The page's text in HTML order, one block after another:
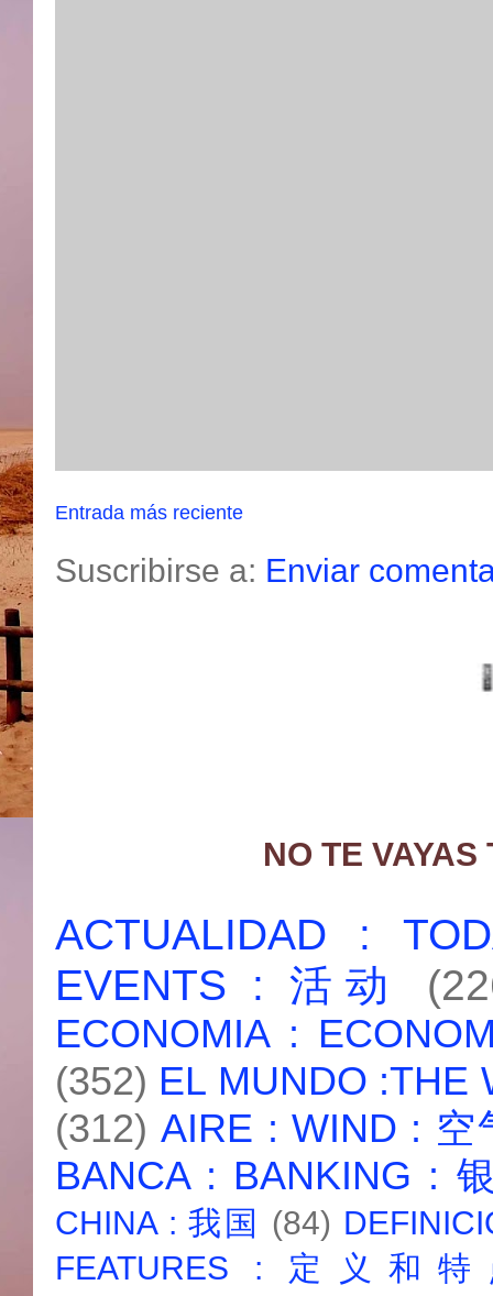
Entrada más reciente
Suscribirse a: Enviar
NO TE
ACTUALIDAD :
EVENTS : 活动
ECONOMIA :
(352) EL MUNDO :THE
(312) AIRE : WIND : 空
BANCA : BANKING :
CHINA : 我国 (84)
FEATURES : 定义和